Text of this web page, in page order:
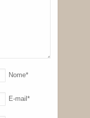
Nome*
E-mail *